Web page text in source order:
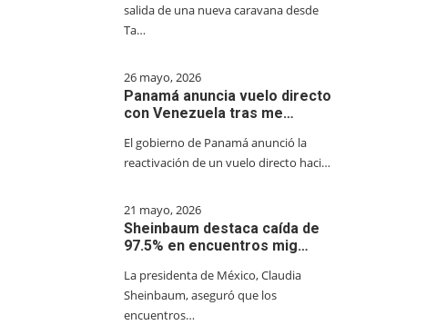
salida de una nueva caravana desde
Ta…
26 mayo, 2026
Panamá anuncia vuelo directo
con Venezuela tras me…
El gobierno de Panamá anunció la
reactivación de un vuelo directo haci…
21 mayo, 2026
Sheinbaum destaca caída de
97.5% en encuentros mig…
La presidenta de México, Claudia
Sheinbaum, aseguró que los
encuentros…